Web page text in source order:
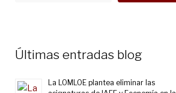
Últimas entradas blog
La LOMLOE plantea eliminar las